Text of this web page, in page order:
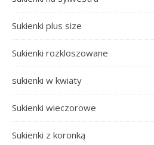
Sukienki plus size
Sukienki rozkloszowane
sukienki w kwiaty
Sukienki wieczorowe
Sukienki z koronką